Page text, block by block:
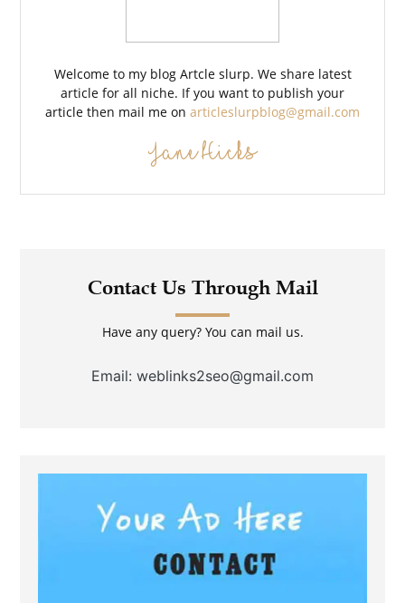
Welcome to my blog Artcle slurp. We share latest
article for all niche. If you want to publish your
article then mail me on articleslurpblog@gmail.com
Jane Hicks
Contact Us Through Mail
Have any query? You can mail us.
Email: weblinks2seo@gmail.com